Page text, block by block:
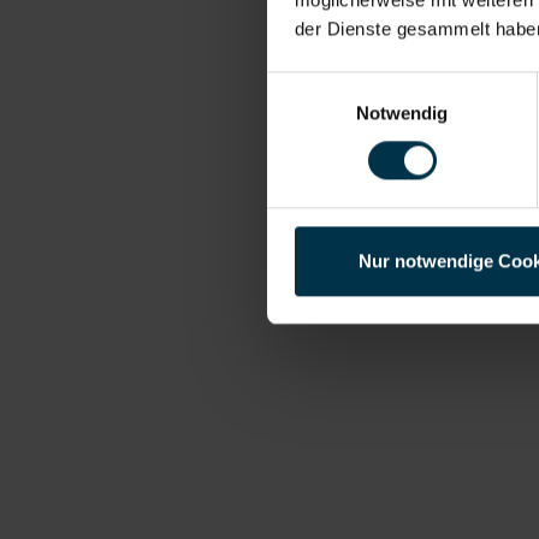
der Dienste gesammelt
Notwendig
Nur notwendige